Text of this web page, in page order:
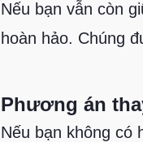
Nếu bạn vẫn còn
hoàn hảo. Chúng
Phương án
Nếu bạn không có